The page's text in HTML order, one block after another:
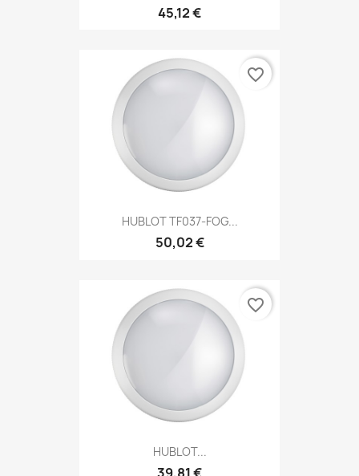
45,12 €
HUBLOT TF037-FOG...
50,02 €
favorite_border
HUBLOT...
favorite_border